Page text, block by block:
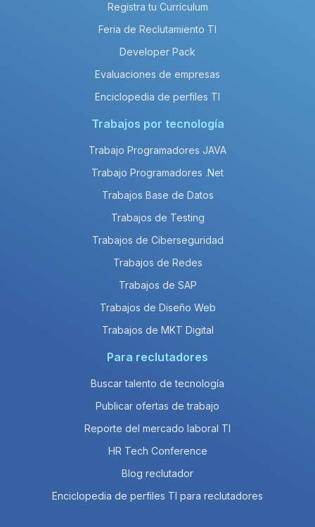
Registra tu Currículum
Feria de Reclutamiento TI
Developer Pack
Evaluaciones de empresas
Enciclopedia de perfiles TI
Trabajos por tecnología
Trabajo Programadores JAVA
Trabajo Programadores .Net
Trabajos Base de Datos
Trabajos de Testing
Trabajos de Ciberseguridad
Trabajos de Redes
Trabajos de SAP
Trabajos de Diseño Web
Trabajos de MKT Digital
Para reclutadores
Buscar talento de tecnología
Publicar ofertas de trabajo
Reporte del mercado laboral TI
HR Tech Conference
Blog reclutador
Enciclopedia de perfiles TI para reclutadores